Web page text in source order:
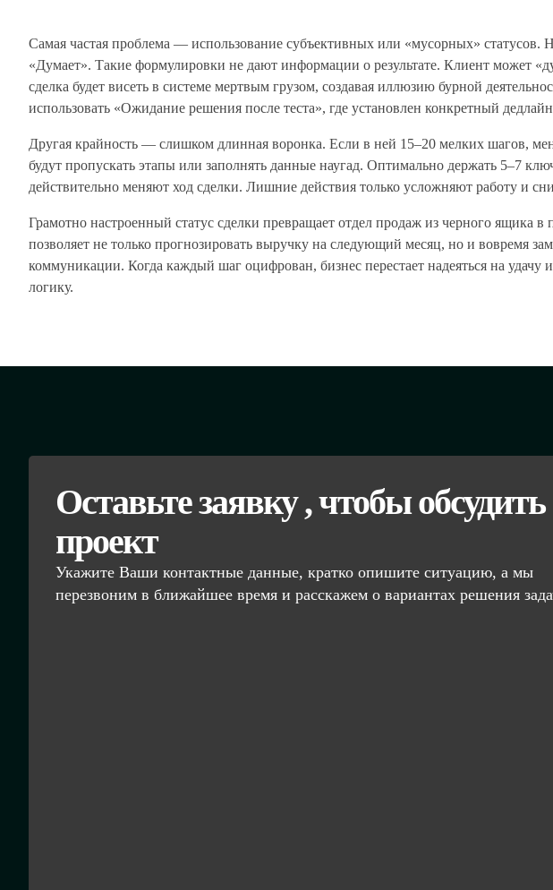
Самая частая проблема — использование субъективных или «мусорных» статусов.
«Думает». Такие формулировки не дают информации о результате. Клиент может
сделка будет висеть в системе мертвым грузом, создавая иллюзию бурной
использовать «Ожидание решения после теста», где установлен конкретный
Другая крайность — слишком длинная воронка. Если в ней 15–20 мелких шагов,
будут пропускать этапы или заполнять данные наугад. Оптимально держать 5–7
действительно меняют ход сделки. Лишние действия только усложняют работу и
Грамотно настроенный статус сделки превращает отдел продаж из черного ящика
позволяет не только прогнозировать выручку на следующий месяц, но и вовремя
коммуникации. Когда каждый шаг оцифрован, бизнес перестает надеяться на удачу
логику.
Оставьте заявку , чтобы обсудить
проект
Укажите Ваши контактные данные, кратко опишите ситуацию, а мы
перезвоним в ближайшее время и расскажем о вариантах решения